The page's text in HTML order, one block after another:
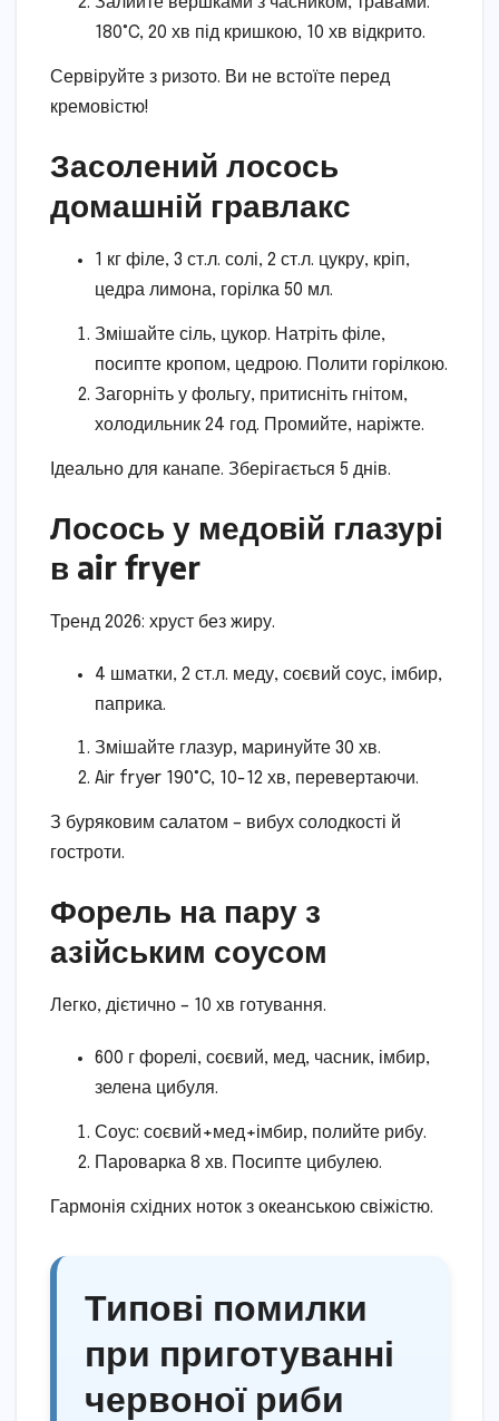
180°C, 20 хв під кришкою, 10 хв відкрито.
Сервіруйте з ризото. Ви не встоїте перед
кремовістю!
Засолений лосось
домашній гравлакс
1 кг філе, 3 ст.л. солі, 2 ст.л. цукру, кріп,
цедра лимона, горілка 50 мл.
Змішайте сіль, цукор. Натріть філе,
посипте кропом, цедрою. Полити горілкою.
Загорніть у фольгу, притисніть гнітом,
холодильник 24 год. Промийте, наріжте.
Ідеально для канапе. Зберігається 5 днів.
Лосось у медовій глазурі
в air fryer
Тренд 2026: хруст без жиру.
4 шматки, 2 ст.л. меду, соєвий соус, імбир,
паприка.
Змішайте глазур, маринуйте 30 хв.
Air fryer 190°C, 10-12 хв, перевертаючи.
З буряковим салатом – вибух солодкості й
гостроти.
Форель на пару з
азійським соусом
Легко, дієтично – 10 хв готування.
600 г форелі, соєвий, мед, часник, імбир,
зелена цибуля.
Соус: соєвий+мед+імбир, полийте рибу.
Пароварка 8 хв. Посипте цибулею.
Гармонія східних ноток з океанською свіжістю.
Типові помилки
при приготуванні
червоної риби